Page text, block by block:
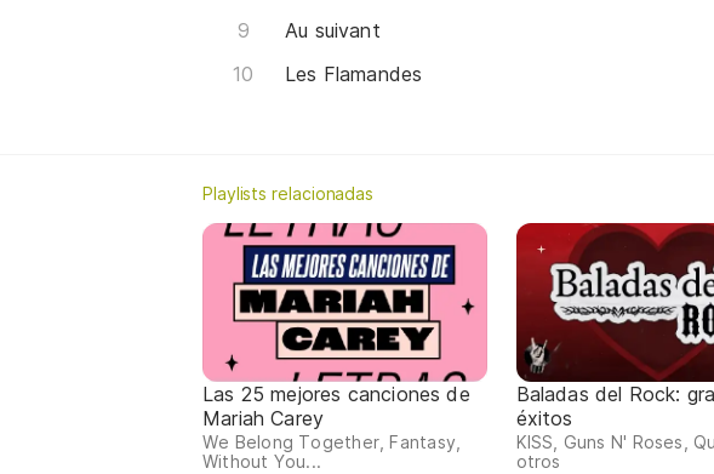
Au suivant
Les Flamandes
Playlists relacionadas
Las 25 mejores canciones de
Mariah Carey
We Belong Together, Fantasy,
Without You...
Baladas del Rock:
éxitos
KISS, Guns N' Roses,
otros